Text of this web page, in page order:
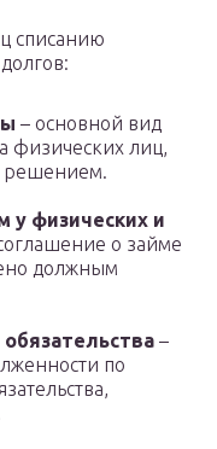
списанию
– основной вид
физических лиц,
решением.
у физических и
о займе
должным
–
по